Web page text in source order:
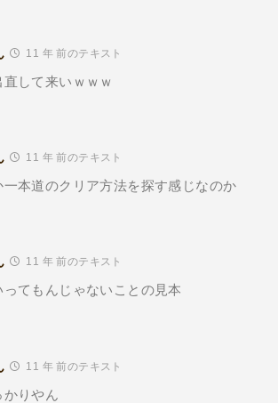
11 年 前のテキスト
して来いｗｗｗ
11 年 前のテキスト
本道のクリア方法を探す感じなのか
11 年 前のテキスト
てもんじゃないことの見本
11 年 前のテキスト
かりやん